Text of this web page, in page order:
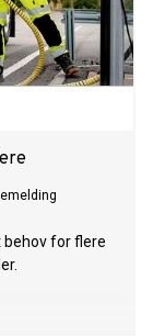
behov for flere